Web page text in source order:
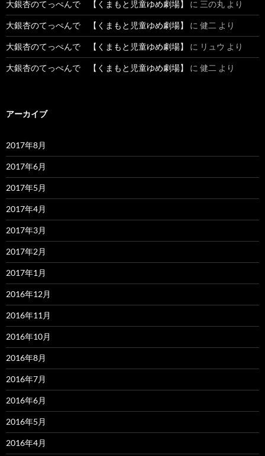
大銀杏のてっぺんで 【くまもと児童ゆめ劇場】 に 三の丸 より
大銀杏のてっぺんで 【くまもと児童ゆめ劇場】 に 健二 より
大銀杏のてっぺんで 【くまもと児童ゆめ劇場】 に リュウ より
大銀杏のてっぺんで 【くまもと児童ゆめ劇場】 に 健二 より
アーカイブ
2017年8月
2017年6月
2017年5月
2017年4月
2017年3月
2017年2月
2017年1月
2016年12月
2016年11月
2016年10月
2016年8月
2016年7月
2016年6月
2016年5月
2016年4月